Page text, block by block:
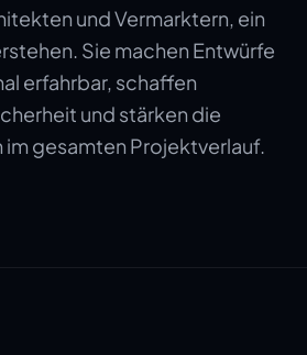
und Vermarktern, ein
Sie machen Entwürfe
erfahrbar, schaffen
und stärken die
gesamten Projektverlauf.